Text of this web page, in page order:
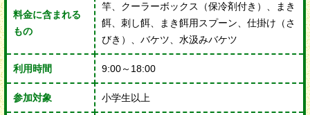
料金に含まれる
もの
竿、クーラーボックス（保冷剤付き）、まき
餌、刺し餌、まき餌用スプーン、仕掛け（さ
びき）、バケツ、水汲みバケツ
利用時間 9:00～18:00
参加対象 小学生以上